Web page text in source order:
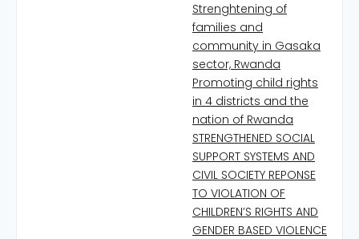
Strenghtening of
families and
community in Gasaka
sector, Rwanda
Promoting child rights
in 4 districts and the
nation of Rwanda
STRENGTHENED SOCIAL
SUPPORT SYSTEMS AND
CIVIL SOCIETY REPONSE
TO VIOLATION OF
CHILDREN’S RIGHTS AND
GENDER BASED VIOLENCE